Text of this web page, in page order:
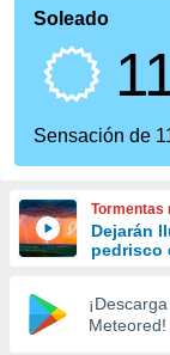
por
que se
calidad.
a este
las
y
forma
digital
basada
Soleado
Sensación de
Tormentas
Dejarán
pedrisco
¡Descarga
Meteored!